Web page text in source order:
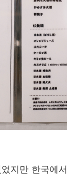
지만 한국에서